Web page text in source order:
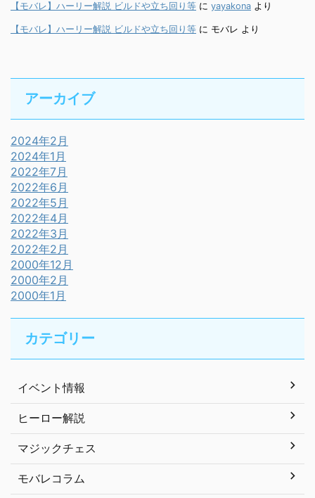
【モバレ】ハーリー解説 ビルドや立ち回り等 に yayakona より
【モバレ】ハーリー解説 ビルドや立ち回り等 に モバレ より
アーカイブ
2024年2月
2024年1月
2022年7月
2022年6月
2022年5月
2022年4月
2022年3月
2022年2月
2000年12月
2000年2月
2000年1月
カテゴリー
イベント情報
ヒーロー解説
マジックチェス
モバレコラム